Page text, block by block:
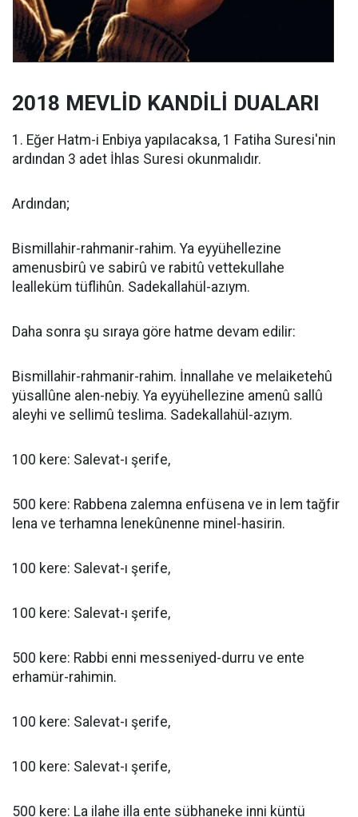
2018 MEVLİD KANDİLİ DUALARI
1. Eğer Hatm-i Enbiya yapılacaksa, 1 Fatiha Suresi'nin
ardından 3 adet İhlas Suresi okunmalıdır.
Ardından;
Bismillahir-rahmanir-rahim. Ya eyyühellezine
amenusbirû ve sabirû ve rabitû vettekullahe
lealleküm tüflihûn. Sadekallahül-azıym.
Daha sonra şu sıraya göre hatme devam edilir:
Bismillahir-rahmanir-rahim. İnnallahe ve melaiketehû
yüsallûne alen-nebiy. Ya eyyühellezine amenû sallû
aleyhi ve sellimû teslima. Sadekallahül-azıym.
100 kere: Salevat-ı şerife,
500 kere: Rabbena zalemna enfüsena ve in lem tağfir
lena ve terhamna lenekûnenne minel-hasirin.
100 kere: Salevat-ı şerife,
100 kere: Salevat-ı şerife,
500 kere: Rabbi enni messeniyed-durru ve ente
erhamür-rahimin.
100 kere: Salevat-ı şerife,
100 kere: Salevat-ı şerife,
500 kere: La ilahe illa ente sübhaneke inni küntü